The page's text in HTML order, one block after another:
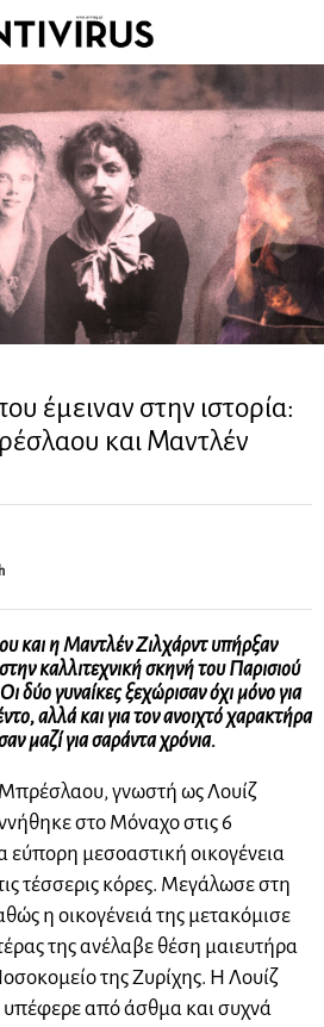
έμειναν στην ιστορία:
και Μαντλέν
και η Μαντλέν Ζιλχάρντ υπήρξαν
καλλιτεχνική σκηνή του Παρισιού
δύο γυναίκες ξεχώρισαν όχι μόνο για
αλλά και για τον ανοιχτό χαρακτήρα
μαζί για σαράντα χρόνια.
γνωστή ως Λουίζ
στο Μόναχο στις 6
εύπορη μεσοαστική οικογένεια
τέσσερις κόρες. Μεγάλωσε στη
η οικογένειά της μετακόμισε
της ανέλαβε θέση μαιευτήρα
της Ζυρίχης. Η Λουίζ
υπέφερε από άσθμα και συχνά